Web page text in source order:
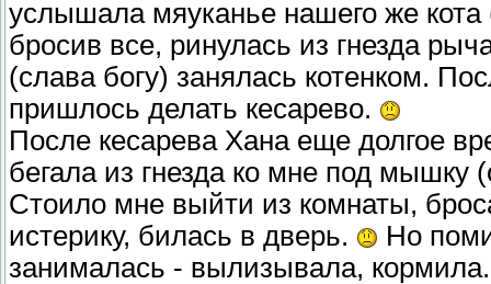
услышала мяуканье нашего же кота
бросив все, ринулась из гнезда
(слава богу) занялась котенком.
пришлось делать кесарево.
После кесарева Хана еще долгое
бегала из гнезда ко мне под мышку
Стоило мне выйти из комнаты,
истерику, билась в дверь.
Но
занималась - вылизывала,